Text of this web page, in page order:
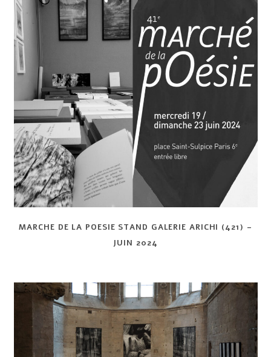
MARCHE DE LA POESIE STAND GALERIE ARICHI (421) –
JUIN 2024